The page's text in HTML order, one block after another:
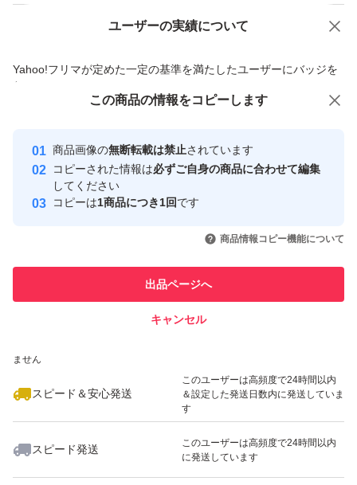
ユーザーの実績について
Yahoo!フリマが定めた一定の基準を満たしたユーザーにバッジを
付与しています
安心取引出品者
心・安全なユーザーです
取引実績
引を完了させた実績があります
での取引実績があります
ません
スピード＆安心発送
このユーザーは高頻度で24時間以内
＆設定した発送日数内に発送していま
す
スピード発送
このユーザーは高頻度で24時間以内
に発送しています
価格の相談 商品への質問
この商品の情報をコピーします
商品画像の無断転載は禁止されています
コピーされた情報は必ずご自身の商品に合わせて編集
してください
コピーは1商品につき1回です
商品情報コピー機能について
出品ページへ
キャンセル
この商品をみている人にオススメ
いいね！
9,400